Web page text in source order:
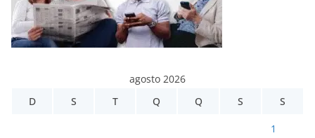
agosto 2026
D
S T Q Q S S
1